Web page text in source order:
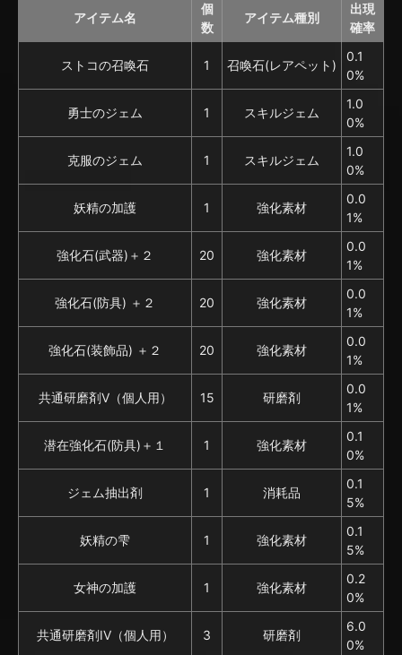
アイテム名
個
数
アイテム種別
出現
確率
ストコの召喚石 1 召喚石(レアペット)
0.1
0%
勇士のジェム 1 スキルジェム
1.0
0%
克服のジェム 1 スキルジェム
1.0
0%
妖精の加護 1 強化素材
0.0
1%
強化石(武器)＋２ 20 強化素材
0.0
1%
強化石(防具) ＋２ 20 強化素材
0.0
1%
強化石(装飾品) ＋２ 20 強化素材
0.0
1%
共通研磨剤V（個人用） 15 研磨剤
0.0
1%
潜在強化石(防具)＋１ 1 強化素材
0.1
0%
ジェム抽出剤 1 消耗品
0.1
5%
妖精の雫 1 強化素材
0.1
5%
女神の加護 1 強化素材
0.2
0%
共通研磨剤IV（個人用） 3 研磨剤
6.0
0%